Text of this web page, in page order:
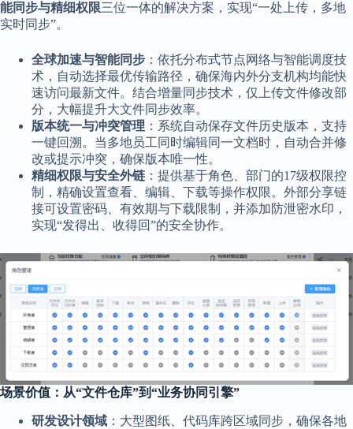
能同步与精细权限三位一体的解决方案，实现“一处上传，多地
实时同步”。
全球加速与智能同步 ：依托分布式节点网络与智能调度技
术，自动选择最优传输路径，确保海内外分支机构均能快
速访问最新文件。结合增量同步技术，仅上传文件修改部
分，大幅提升大文件同步效率。
版本统一与冲突管理 ：系统自动保存文件历史版本，支持
一键回溯。当多地员工同时编辑同一文档时，自动合并修
改或提示冲突，确保版本唯一性。
精细权限与安全外链 ：提供基于角色、部门的17级权限控
制，精确设置查看、编辑、下载等操作权限。外部分享链
接可设置密码、有效期与下载限制，并添加防泄密水印，
实现“发得出、收得回”的安全协作。
场景价值：从“文件仓库”到“业务协同引擎”
研发设计领域 ：大型图纸、代码库跨区域同步，确保各地